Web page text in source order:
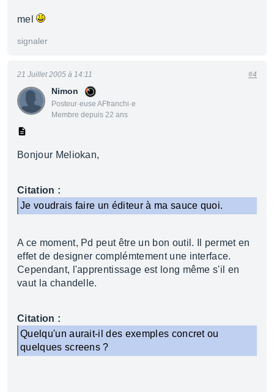
mel
signaler
Nimon
Posteur·euse AFfranchi·e
Membre depuis 22 ans
21 Juillet 2005 à 14:11 #4
Bonjour Meliokan,
Citation :
Je voudrais faire un éditeur à ma sauce quoi.
A ce moment, Pd peut être un bon outil. Il permet en
effet de designer complémtement une interface.
Cependant, l'apprentissage est long même s'il en
vaut la chandelle.
Citation :
Quelqu'un aurait-il des exemples concret ou
quelques screens ?